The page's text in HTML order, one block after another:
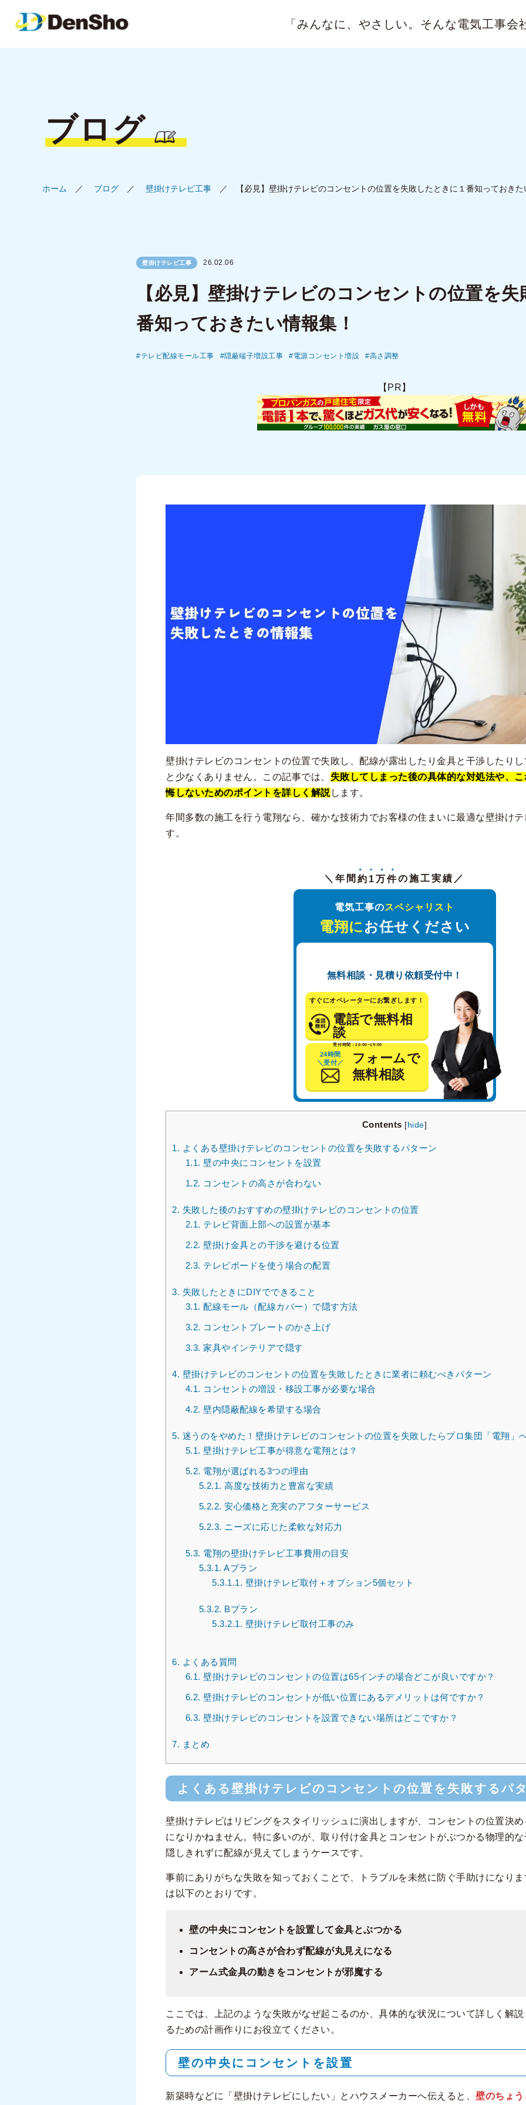
「みんなに、やさしい。 そんな電気工事会
ブログ
ホーム ブログ 壁掛けテレビ工事 【必見】壁掛けテレビのコンセントの位置を失敗したときに１番知っておき
壁掛けテレビ工事 26.02.06
【必見】壁掛けテレビのコンセントの位置を
番知っておきたい情報集！
テレビ配線モール工事 隠蔽端子増設工事 電源コンセント増設 高さ調整
【PR】
壁掛けテレビのコンセントの位置で失敗し、配線が露出したり金具と干渉したり
と少なくありません。この記事では、 失敗してしまった後の具体的な対処法や、
悔しないためのポイントを詳しく解説します。
年間多数の施工を行う電翔なら、確かな技術力でお客様の住まいに最適な壁掛け
す。
＼年間 約1万件の施工実績／
電気工事のスペシャリスト
電翔にお任せください
無料相談・見積り依頼受付中！
すぐにオペレーターにお繋ぎします！
電話で無料相
談
受付時間：10:00~19:00
24時間
＼受付／
フォームで
無料相談
Contents [ hide]
1. よくある壁掛けテレビのコンセントの位置を失敗するパターン
1.1. 壁の中央にコンセントを設置
1.2. コンセントの高さが合わない
2. 失敗した後のおすすめの壁掛けテレビのコンセントの位置
2.1. テレビ背面上部への設置が基本
2.2. 壁掛け金具との干渉を避ける位置
2.3. テレビボードを使う場合の配置
3. 失敗したときにDIYでできること
3.1. 配線モール（配線カバー）で隠す方法
3.2. コンセントプレートのかさ上げ
3.3. 家具やインテリアで隠す
4. 壁掛けテレビのコンセントの位置を失敗したときに業者に頼むべきパターン
4.1. コンセントの増設・移設工事が必要な場合
4.2. 壁内隠蔽配線を希望する場合
5. 迷うのをやめた！壁掛けテレビのコンセントの位置を失敗したらプロ集団「電翔」
5.1. 壁掛けテレビ工事が得意な電翔とは？
5.2. 電翔が選ばれる3つの理由
5.2.1. 高度な技術力と豊富な実績
5.2.2. 安心価格と充実のアフターサービス
5.2.3. ニーズに応じた柔軟な対応力
5.3. 電翔の壁掛けテレビ工事費用の目安
5.3.1. Aプラン
5.3.1.1. 壁掛けテレビ取付＋オプション5個セット
5.3.2. Bプラン
5.3.2.1. 壁掛けテレビ取付工事のみ
6. よくある質問
6.1. 壁掛けテレビのコンセントの位置は65インチの場合どこが良いですか？
6.2. 壁掛けテレビのコンセントが低い位置にあるデメリットは何ですか？
6.3. 壁掛けテレビのコンセントを設置できない場所はどこですか？
7. まとめ
よくある壁掛けテレビのコンセントの位置を失敗するパ
壁掛けテレビはリビングをスタイリッシュに演出しますが、コンセントの位置決
になりかねません。特に多いのが、取り付け金具とコンセントがぶつかる物理的
隠しきれずに配線が見えてしまうケースです。
事前にありがちな失敗を知っておくことで、トラブルを未然に防ぐ手助けになり
は以下のとおりです。
壁の中央にコンセントを設置して金具とぶつかる
コンセントの高さが合わず配線が丸見えになる
アーム式金具の動きをコンセントが邪魔する
ここでは、上記のような失敗がなぜ起こるのか、具体的な状況について詳しく解
るための計画作りにお役立てください。
壁の中央にコンセントを設置
新築時などに「壁掛けテレビにしたい」とハウスメーカーへ伝えると、 壁のちょ